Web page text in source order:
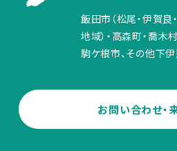
飯田市（松尾・伊賀良
地域）・高森町・喬木
駒ケ根市、その他下
お問い合わせ・